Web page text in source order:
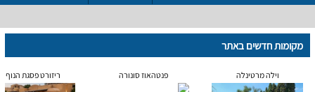
מקומות חדשים באתר
וילה מרטינלה פנטהאוז סונורה ריזורט פסגת הנוף